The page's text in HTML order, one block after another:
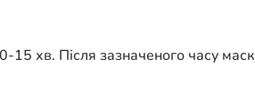
15 хв. Після зазначеного часу